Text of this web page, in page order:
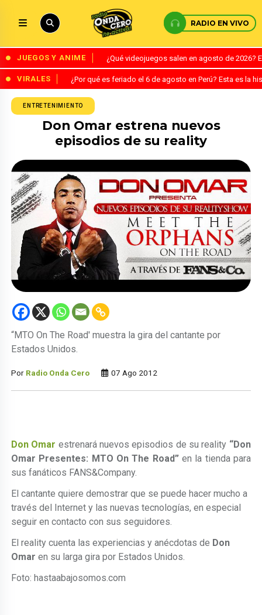
RADIO EN VIVO
JUEGOS Y ANIME ¿Qué videojuegos salen en agosto de
VIRALES ¿Por qué es feriado el 6 de agosto en Perú? Esta es la
ENTRETENIMIENTO
Don Omar estrena nuevos
episodios de su reality
“MTO On The Road' muestra la gira del cantante por
Estados Unidos.
Por Radio Onda Cero 07 Ago 2012
Don Omar estrenará nuevos episodios de su reality “Don
Omar Presentes: MTO On The Road”en la tienda para
sus fanáticos FANS&Company.
El cantante quiere demostrar que se puede hacer mucho a
través del Internet y las nuevas tecnologías, en especial
seguir en contacto con sus seguidores.
El reality cuenta las experiencias y anécdotas de Don
Omar en su larga gira por Estados Unidos.
Foto: hastaabajosomos.com